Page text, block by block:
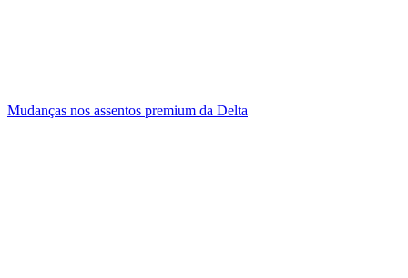
Mudanças nos assentos premium da Delta